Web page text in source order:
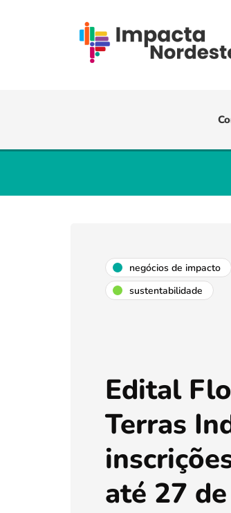
negócios de impacto
sustentabilidade
Edital
Terras
até 27